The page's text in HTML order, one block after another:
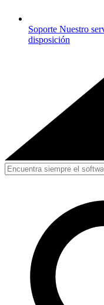
Soporte Nuestro
disposición